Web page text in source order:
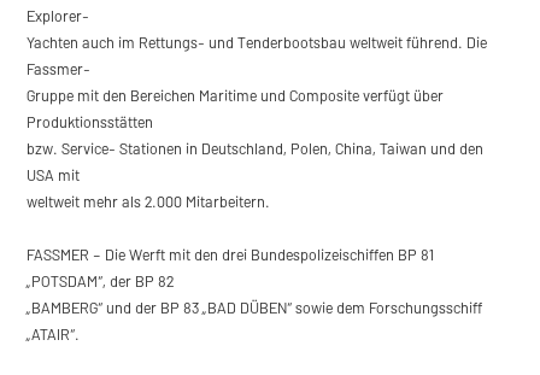
Explorer-
Yachten auch im Rettungs- und Tenderbootsbau weltweit führend. Die
Fassmer-
Gruppe mit den Bereichen Maritime und Composite verfügt über
Produktionsstätten
bzw. Service- Stationen in Deutschland, Polen, China, Taiwan und den
USA mit
weltweit mehr als 2.000 Mitarbeitern.
FASSMER – Die Werft mit den drei Bundespolizeischiffen BP 81
„POTSDAM“, der BP 82
„BAMBERG“ und der BP 83 „BAD DÜBEN“ sowie dem Forschungsschiff
„ATAIR“.